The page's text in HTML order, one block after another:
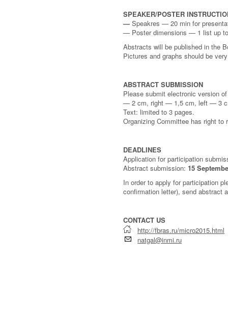
SPEAKER/POSTER
—Speakres — 20 min for
— Poster dimensions — 1 list up
Abstracts will be published in the
Pictures and graphs should be
ABSTRACT SUBMISSION
Please submit electronic version
— 2 cm, right — 1,5 cm, left — 3
Text: limited to 3 pages.
Organizing Committee has right
DEADLINES
Application for participation
Abstract submission: 15
In order to apply for participation
confirmation letter), send abstract
CONTACT US
http://fbras.ru/micro2015.html
natgal@inmi.ru